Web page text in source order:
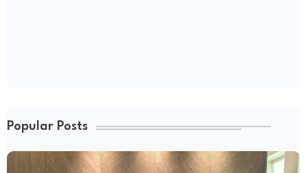
Popular Posts